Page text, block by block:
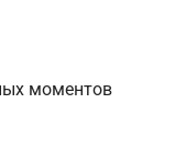
моментов